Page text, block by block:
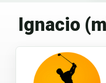
Ignacio